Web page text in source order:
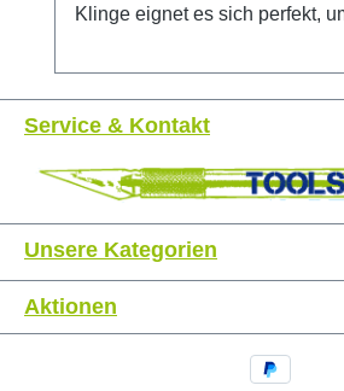
Klinge eignet es sich perfekt,
Dieses stiftähnliche Messer
einen konturierten Griff mit
für Komfort und Stabilität.
Klinge besteht aus
mehrstufigen OLFA-
Schärfe und höchste
sorgt. Für Rechts- und
Bestellen Sie auch gleich die
Service & Kontakt
Unsere Kategorien
Aktionen